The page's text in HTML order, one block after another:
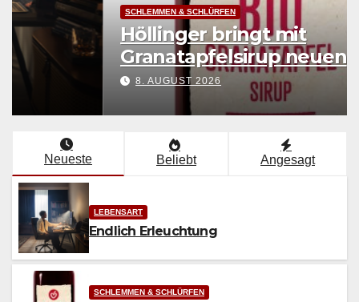
LEBENSART
Endlich Erleuchtung
8. AUGUST 2026
Neueste Beliebt Angesagt
LEBENSART
Endlich Erleuchtung
SCHLEMMEN & SCHLÜRFEN